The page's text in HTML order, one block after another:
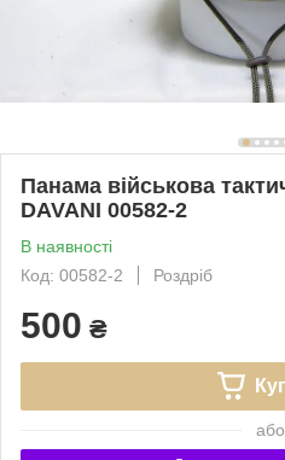
Панама військова
DAVANI 00582-2
В наявності
Код: 00582-2
Роздріб
500 ₴
або